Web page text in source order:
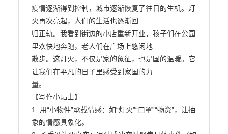
疫情逐渐得到控制，城市逐渐恢复了往日的生机。灯
火再次亮起，人们的生活也逐渐回
归正轨。我看到街边的小店重新开业，孩子们在公园
里欢快地奔跑，老人们在广场上悠闲地
散步。这灯火，不仅是家的象征，也是国的温暖。它
让我们在平凡的日子里感受到家国的力
量。
【写作小贴士】
1. 用“小物件”承载情感：如“灯火”“口罩”“物资”，让抽
象的情感具象化。